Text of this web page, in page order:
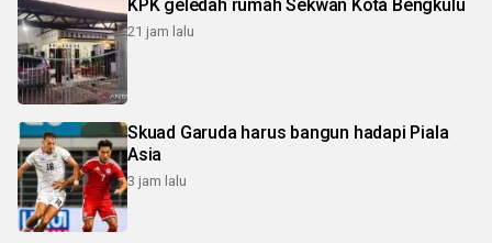
KPK geledah rumah Sekwan Kota Bengkulu
21 jam lalu
Skuad Garuda harus bangun hadapi Piala
Asia
3 jam lalu